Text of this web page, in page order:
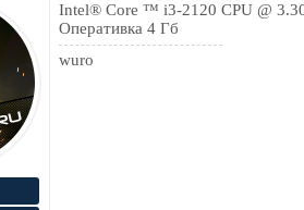
Intel® Core ™ i3-2120 CPU @
Оперативка 4 Гб
wuro